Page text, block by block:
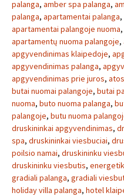
palanga, amber spa palanga,
palanga, apartamentai palanga,
apartamentai palangoje nuoma,
apartamentų nuoma palangoje,
apgyvendinimas klaipedoje,
apgyvendinimas palanga,
apgyvendinimas prie juros,
butai nuomai palangoje, butai
nuoma, buto nuoma palanga,
palangoje, butu nuoma
druskininkai apgyvendinimas,
spa, druskininkai viesbuciai,
poilsio namai, druskininku
druskininku viesbutis,
gradiali palanga, gradiali
holiday villa palanga, hotel